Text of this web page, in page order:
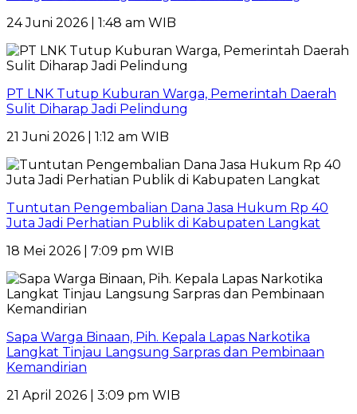
24 Juni 2026 | 1:48 am WIB
PT LNK Tutup Kuburan Warga, Pemerintah Daerah
Sulit Diharap Jadi Pelindung
21 Juni 2026 | 1:12 am WIB
Tuntutan Pengembalian Dana Jasa Hukum Rp 40
Juta Jadi Perhatian Publik di Kabupaten Langkat
18 Mei 2026 | 7:09 pm WIB
Sapa Warga Binaan, Pih. Kepala Lapas Narkotika
Langkat Tinjau Langsung Sarpras dan Pembinaan
Kemandirian
21 April 2026 | 3:09 pm WIB